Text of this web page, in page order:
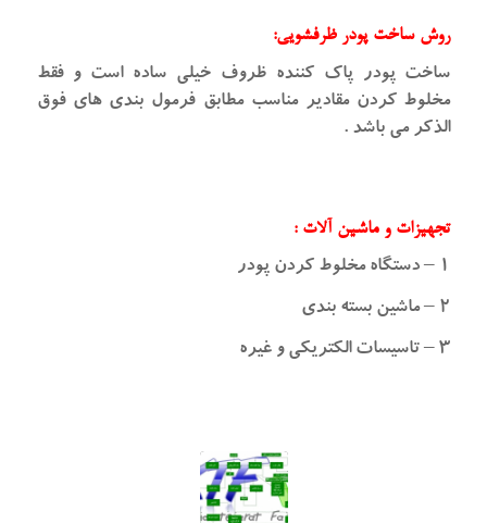
روش ساخت پودر ظرفشویی:
ساخت پودر پاک کننده ظروف خیلی ساده است و فقط
مخلوط کردن مقادیر مناسب مطابق فرمول بندی های فوق
الذکر می باشد .
تجهیزات و ماشین آلات :
۱ – دستگاه مخلوط کردن پودر
۲ – ماشین بسته بندی
۳ – تاسیسات الکتریکی و غیره